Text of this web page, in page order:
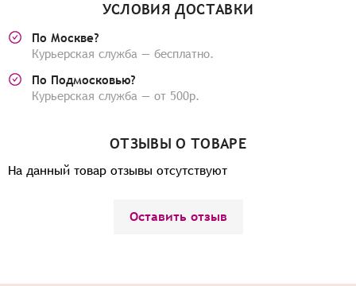
УСЛОВИЯ ДОСТАВКИ
По Москве?
Курьерская служба — бесплатно.
По Подмосковью?
Курьерская служба — от 500р.
ОТЗЫВЫ О ТОВАРЕ
На данный товар отзывы отсутствуют
Оставить отзыв